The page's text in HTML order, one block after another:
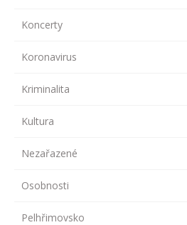
Koncerty
Koronavirus
Kriminalita
Kultura
Nezařazené
Osobnosti
Pelhřimovsko